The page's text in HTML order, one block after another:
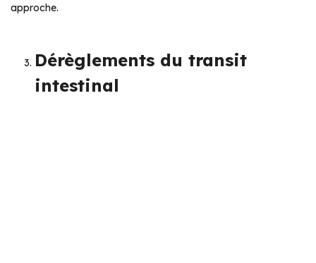
approche.
Dérèglements du transit
intestinal